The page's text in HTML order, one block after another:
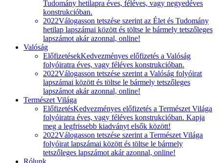
Tudomány hetilapra éves, féléves, vagy negyedéves
konstrukcióban.
2022Válogasson tetszése szerint az Élet és Tudomány
hetilap lapszámai között és töltse le bármely tetszőleges
lapszámot akár azonnal, online!
Valóság
ElőfizetésekKedvezményes előfizetés a Valóság
folyóiratra éves, vagy féléves konstrukcióban.
2022Válogasson tetszése szerint a Valóság folyóirat
lapszámai között és töltse le bármely tetszőleges
lapszámot akár azonnal, online!
Természet Világa
ElőfizetésKedvezményes előfizetés a Természet Világa
folyóiratra éves, vagy féléves konstrukcióban. Kapja
meg a legfrissebb kiadványt elsők között!
2022Válogasson tetszése szerint a Természet Világa
folyóirat lapszámai között és töltse le bármely
tetszőleges lapszámot akár azonnal, online!
Rólunk